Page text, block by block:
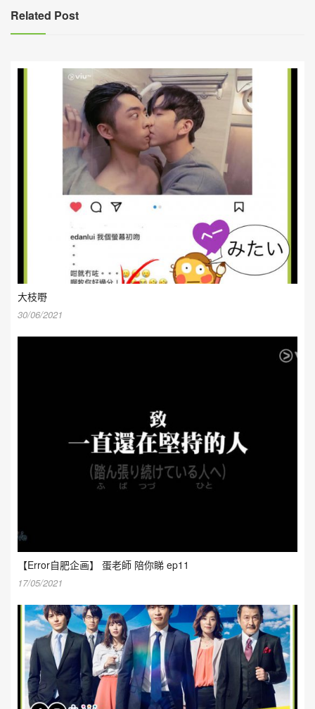
覽
Related Post
大枝嘢
30/06/2021
【Error自肥企画】 蛋老師 陪你睇 ep11
17/05/2021